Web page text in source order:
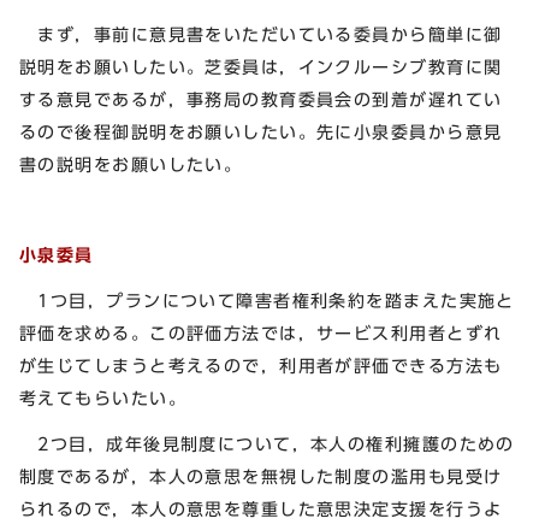
まず，事前に意見書をいただいている委員から簡単に御
説明をお願いしたい。芝委員は，インクルーシブ教育に関
する意見であるが，事務局の教育委員会の到着が遅れてい
るので後程御説明をお願いしたい。先に小泉委員から意見
書の説明をお願いしたい。
小泉委員
1つ目，プランについて障害者権利条約を踏まえた実施と
評価を求める。この評価方法では，サービス利用者とずれ
が生じてしまうと考えるので，利用者が評価できる方法も
考えてもらいたい。
2つ目，成年後見制度について，本人の権利擁護のための
制度であるが，本人の意思を無視した制度の濫用も見受け
られるので，本人の意思を尊重した意思決定支援を行うよ